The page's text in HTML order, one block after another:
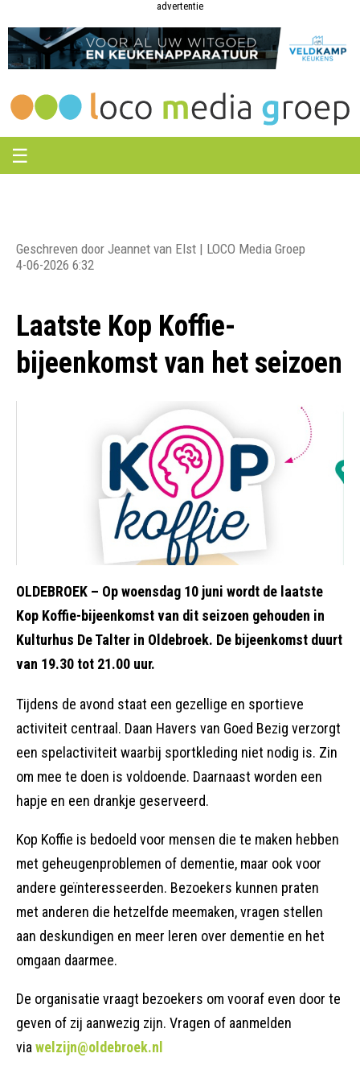
Groep
Groep
advertentie
☰
Geschreven door Jeannet van Elst | LOCO Media Groep
4-06-2026 6:32
Laatste Kop Koffie-
bijeenkomst van het seizoen
OLDEBROEK – Op woensdag 10 juni wordt de laatste
Kop Koffie-bijeenkomst van dit seizoen gehouden in
Kulturhus De Talter in Oldebroek. De bijeenkomst duurt
van 19.30 tot 21.00 uur.
Tijdens de avond staat een gezellige en sportieve
activiteit centraal. Daan Havers van Goed Bezig verzorgt
een spelactiviteit waarbij sportkleding niet nodig is. Zin
om mee te doen is voldoende. Daarnaast worden een
hapje en een drankje geserveerd.
Kop Koffie is bedoeld voor mensen die te maken hebben
met geheugenproblemen of dementie, maar ook voor
andere geïnteresseerden. Bezoekers kunnen praten
met anderen die hetzelfde meemaken, vragen stellen
aan deskundigen en meer leren over dementie en het
omgaan daarmee.
De organisatie vraagt bezoekers om vooraf even door te
geven of zij aanwezig zijn. Vragen of aanmelden
via welzijn@oldebroek.nl